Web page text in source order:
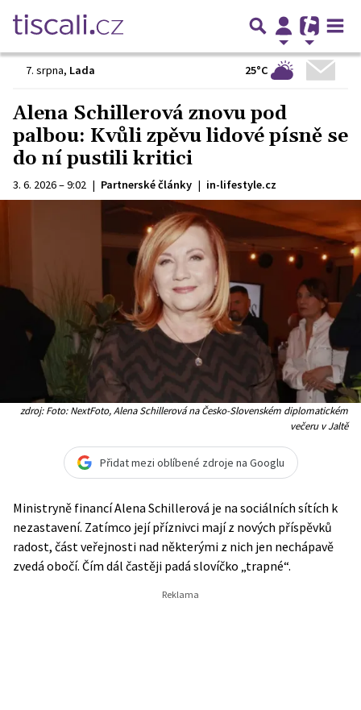
7. srpna, Lada 25°C
Alena Schillerová znovu pod
palbou: Kvůli zpěvu lidové písně se
do ní pustili kritici
3. 6. 2026 – 9:02 | Partnerské články | in-lifestyle.cz
zdroj: Foto: NextFoto, Alena Schillerová na Česko-Slovenském diplomatickém
večeru v Jaltě
Přidat mezi oblíbené zdroje na Googlu
Ministryně financí Alena Schillerová je na sociálních sítích k
nezastavení. Zatímco její příznivci mají z nových příspěvků
radost, část veřejnosti nad některými z nich jen nechápavě
zvedá obočí. Čím dál častěji padá slovíčko „trapné“.